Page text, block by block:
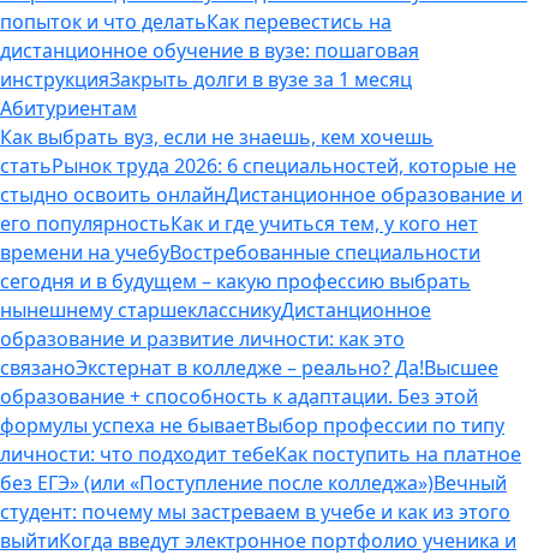
попыток и что делатьКак перевестись на
дистанционное обучение в вузе: пошаговая
инструкцияЗакрыть долги в вузе за 1 месяц
Абитуриентам
Как выбрать вуз, если не знаешь, кем хочешь
статьРынок труда 2026: 6 специальностей, которые не
стыдно освоить онлайнДистанционное образование и
его популярностьКак и где учиться тем, у кого нет
времени на учебуВостребованные специальности
сегодня и в будущем – какую профессию выбрать
нынешнему старшеклассникуДистанционное
образование и развитие личности: как это
связаноЭкстернат в колледже – реально? Да!Высшее
образование + способность к адаптации. Без этой
формулы успеха не бываетВыбор профессии по типу
личности: что подходит тебеКак поступить на платное
без ЕГЭ» (или «Поступление после колледжа»)Вечный
студент: почему мы застреваем в учебе и как из этого
выйтиКогда введут электронное портфолио ученика и